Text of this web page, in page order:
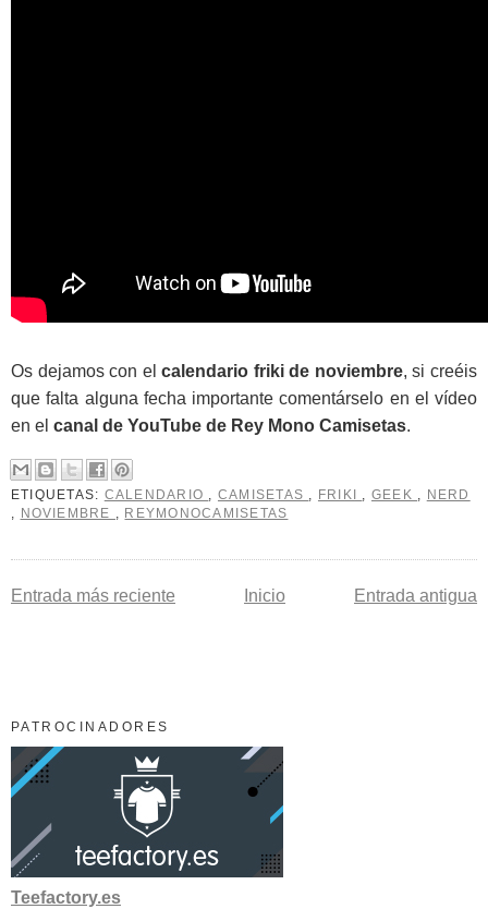
Os dejamos con elcalendario friki de noviembre, si creéis
que falta alguna fecha importante comentárselo en el vídeo
en el canal de YouTube de Rey Mono Camisetas.
ETIQUETAS: CALENDARIO , CAMISETAS , FRIKI , GEEK , NERD
, NOVIEMBRE , REYMONOCAMISETAS
Entrada más reciente Entrada antigua
Inicio
PATROCINADORES
Teefactory.es